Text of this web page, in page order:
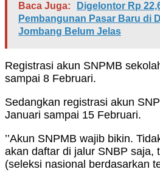
Baca Juga:
Digelontor Rp
Pembangunan Pasar Baru di
Jombang Belum Jelas
Registrasi akun SNPMB
sampai 8 Februari.
Sedangkan registrasi akun
Januari sampai 15 Februari.
’’Akun SNPMB wajib bikin.
akan daftar di jalur SNBP saja,
(seleksi nasional berdasarkan